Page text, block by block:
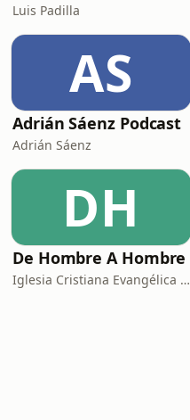
Luis Padilla
AS
Adrián Sáenz Podcast
Adrián Sáenz
DH
De Hombre A Hombre
Iglesia Cristiana Evangélica de Chamartín